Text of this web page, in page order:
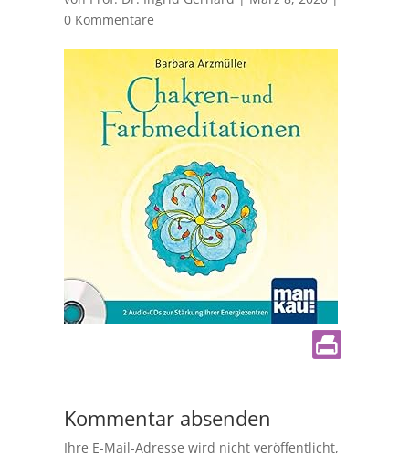
0 Kommentare
Kommentar absenden
Ihre E-Mail-Adresse wird nicht veröffentlicht,